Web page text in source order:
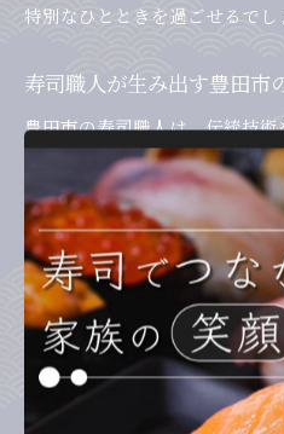
特別なひとときを過ごせるでし
寿司職人が生み出す豊田市
豊田市の寿司職人は、伝統技
変化に合わせて新たな寿司ス
えば、地元で人気の創作寿司
目にも楽しく、幅広い世代から
こうした革新スタイルの背景
様化への柔軟な対応がありま
寿司や少量サイズの握り、家
ーを用意するなど、細かな配
の味噌や旬の果物を使用した